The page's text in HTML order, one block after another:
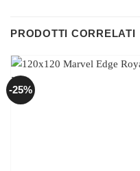
PRODOTTI CORRELATI
-25%